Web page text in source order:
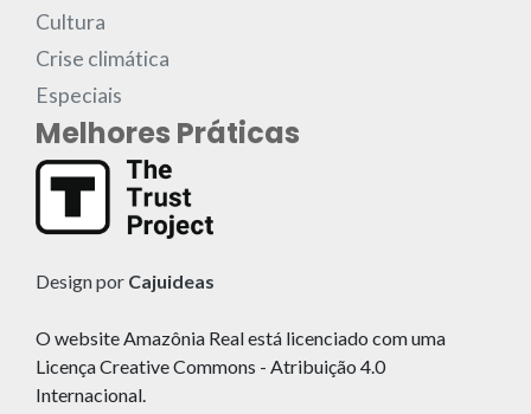
Cultura
Crise climática
Especiais
Melhores Práticas
Design por Cajuideas
O website Amazônia Real está licenciado com uma
Licença Creative Commons - Atribuição 4.0
Internacional.